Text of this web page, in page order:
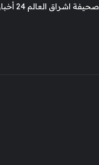
صحيفة اشراق العالم 24 أخبار العالم لحظة بلحظة